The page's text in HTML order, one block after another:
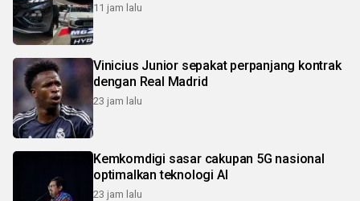
11 jam lalu
Vinicius Junior sepakat perpanjang kontrak
dengan Real Madrid
23 jam lalu
Kemkomdigi sasar cakupan 5G nasional
optimalkan teknologi AI
23 jam lalu